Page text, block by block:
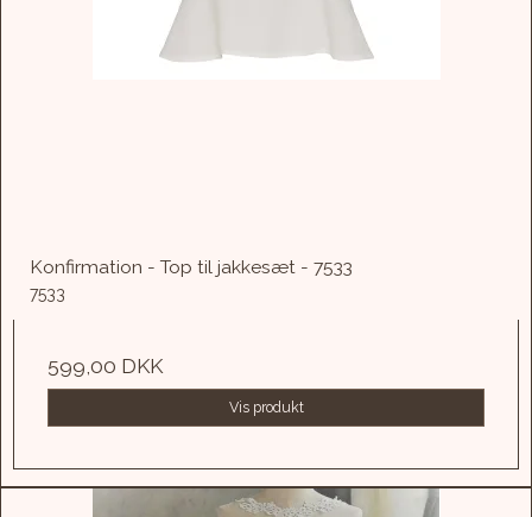
Konfirmation - Top til jakkesæt - 7533
7533
599,00 DKK
Vis produkt